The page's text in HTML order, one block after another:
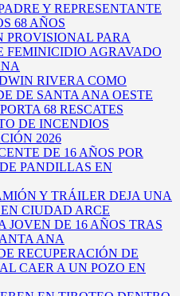
Y REPRESENTANTE
68 AÑOS
PROVISIONAL PARA
FEMINICIDIO AGRAVADO
RIVERA COMO
DE SANTA ANA OESTE
68 RESCATES
DE INCENDIOS
2026
DE 16 AÑOS POR
PANDILLAS EN
Y TRÁILER DEJA UNA
CIUDAD ARCE
DE 16 AÑOS TRAS
ANA
RECUPERACIÓN DE
CAER A UN POZO EN